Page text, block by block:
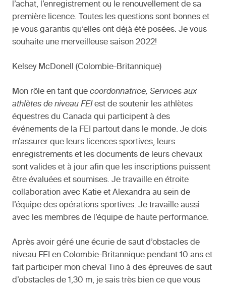
l’achat, l’enregistrement ou le renouvellement de sa
première licence. Toutes les questions sont bonnes et
je vous garantis qu’elles ont déjà été posées. Je vous
souhaite une merveilleuse saison 2022!
Kelsey McDonell (Colombie-Britannique)
Mon rôle en tant que coordonnatrice, Services aux
athlètes de niveau FEI est de soutenir les athlètes
équestres du Canada qui participent à des
événements de la FEI partout dans le monde. Je dois
m’assurer que leurs licences sportives, leurs
enregistrements et les documents de leurs chevaux
sont valides et à jour afin que les inscriptions puissent
être évaluées et soumises. Je travaille en étroite
collaboration avec Katie et Alexandra au sein de
l’équipe des opérations sportives. Je travaille aussi
avec les membres de l’équipe de haute performance.
Après avoir géré une écurie de saut d’obstacles de
niveau FEI en Colombie-Britannique pendant 10 ans et
fait participer mon cheval Tino à des épreuves de saut
d’obstacles de 1,30 m, je sais très bien ce que vous